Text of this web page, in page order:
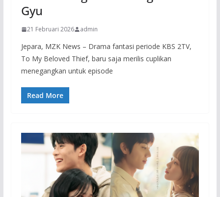
Gyu
21 Februari 2026 admin
Jepara, MZK News – Drama fantasi periode KBS 2TV,
To My Beloved Thief, baru saja merilis cuplikan
menegangkan untuk episode
Read More